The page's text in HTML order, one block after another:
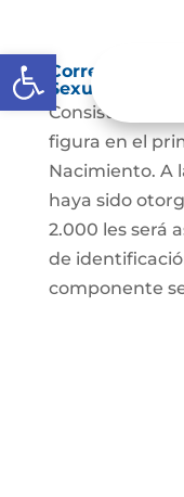
Abrir barra de
Corrección
Sexual en el
Consiste en el
figura en el
Nacimiento. A
haya sido
2.000 les será
de
componente